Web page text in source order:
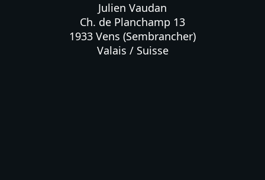
Julien Vaudan
Ch. de Planchamp 13
1933 Vens (Sembrancher)
Valais / Suisse